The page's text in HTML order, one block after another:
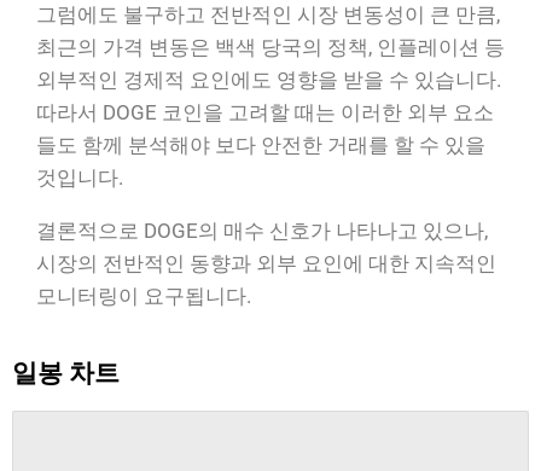
그럼에도 불구하고 전반적인 시장 변동성이 큰 만큼,
최근의 가격 변동은 백색 당국의 정책, 인플레이션 등
외부적인 경제적 요인에도 영향을 받을 수 있습니다.
따라서 DOGE 코인을 고려할 때는 이러한 외부 요소
들도 함께 분석해야 보다 안전한 거래를 할 수 있을
것입니다.
결론적으로 DOGE의 매수 신호가 나타나고 있으나,
시장의 전반적인 동향과 외부 요인에 대한 지속적인
모니터링이 요구됩니다.
일봉 차트